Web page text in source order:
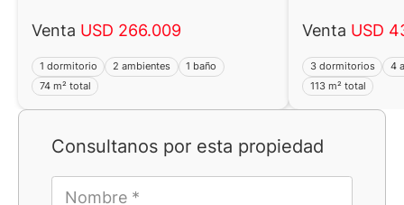
Consultanos por esta propiedad
Venta USD 266.009
1 dormitorio 2 ambientes
1 baño
74 m² total
Venta USD
3 dormitorios
4
113 m² total